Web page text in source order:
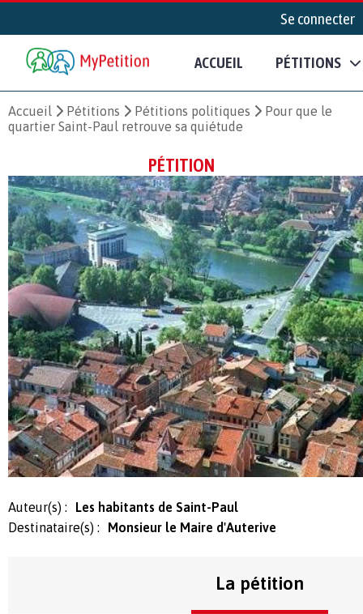
Se connecter
ACCUEIL PÉTITIONS
Accueil Pétitions Pétitions politiques
Pour que le
quartier Saint-Paul retrouve sa quiétude
PÉTITION
Auteur(s) :
Les habitants de Saint-Paul
Destinataire(s) :
Monsieur le Maire d'Auterive
La pétition